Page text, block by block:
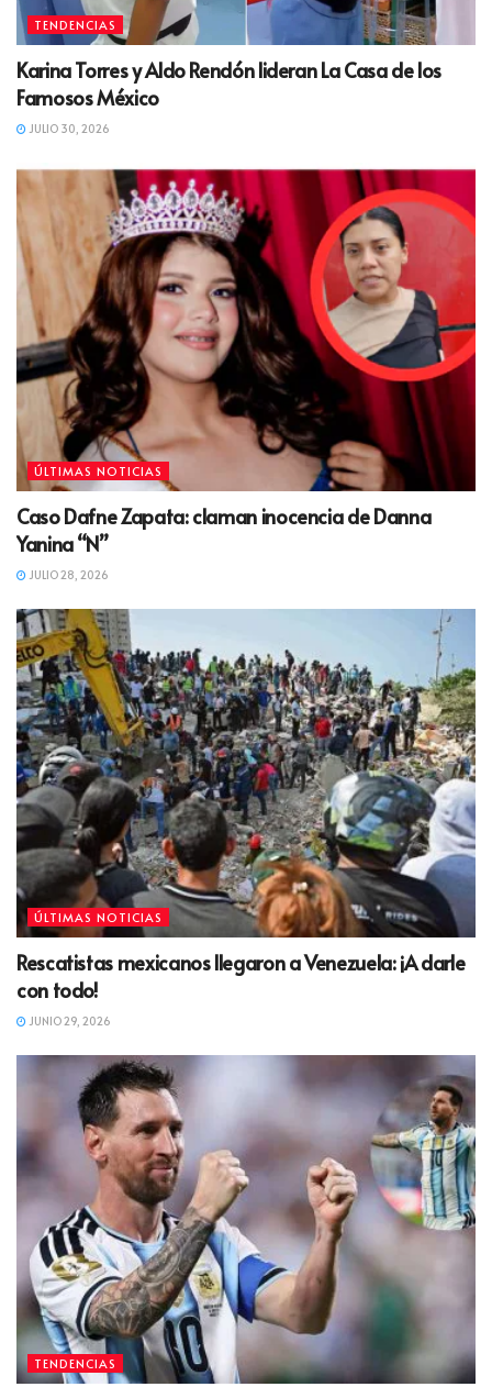
TENDENCIAS
Karina Torres y Aldo Rendón lideran La Casa de los
Famosos México
JULIO 30, 2026
ÚLTIMAS NOTICIAS
Caso Dafne Zapata: claman inocencia de Danna
Yanina “N”
JULIO 28, 2026
ÚLTIMAS NOTICIAS
Rescatistas mexicanos llegaron a Venezuela: ¡A darle
con todo!
JUNIO 29, 2026
TENDENCIAS